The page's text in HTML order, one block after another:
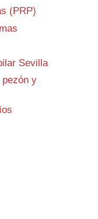
(PRP)
Sevilla
pezón y